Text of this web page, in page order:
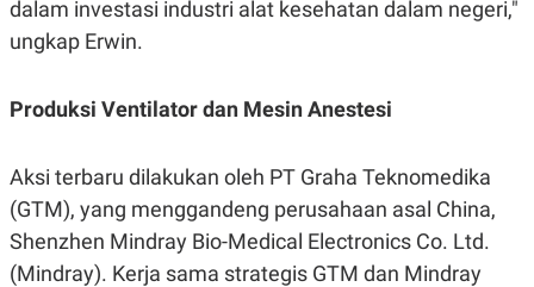
I
SITEMAPPROFILETERM
PEDOMAN
PEMBERITAAN
SIBER
PRIVACY
POLICY
dalam investasi industri alat kesehatan dalam negeri,"
ungkap Erwin.
Produksi Ventilator dan Mesin Anestesi
Aksi terbaru dilakukan oleh PT Graha Teknomedika
(GTM), yang menggandeng perusahaan asal China,
Shenzhen Mindray Bio-Medical Electronics Co. Ltd.
(Mindray). Kerja sama strategis GTM dan Mindray